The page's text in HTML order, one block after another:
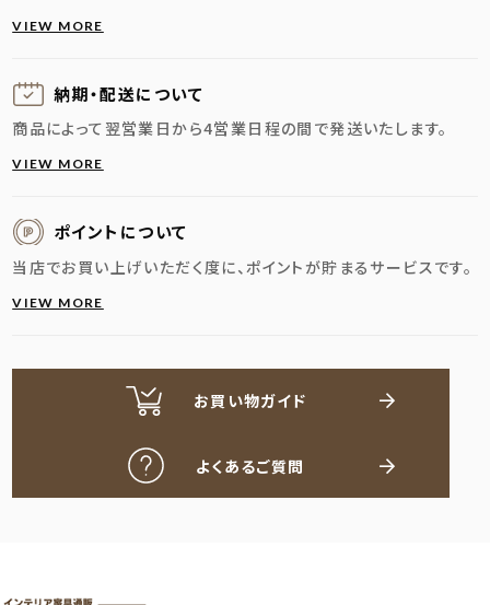
VIEW MORE
納期・配送に ついて
商品によって翌営業日から4営業日程の間で発送いたします。
VIEW MORE
ポイントについて
当店でお買い上げいただく度に、ポイントが貯まるサービスです。
VIEW MORE
お買い物ガイド
よくあるご質問